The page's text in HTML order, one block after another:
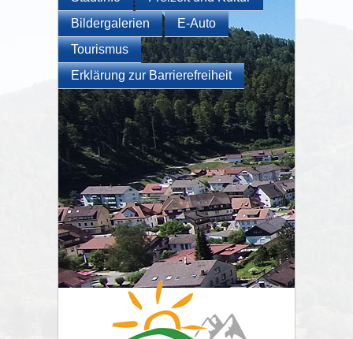
Bildergalerien
E-Auto
Tourismus
Erklärung zur Barrierefreiheit